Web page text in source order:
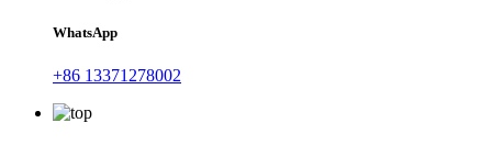
WhatsApp
+86 13371278002